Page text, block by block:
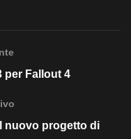
per Fallout 4
nuovo progetto di